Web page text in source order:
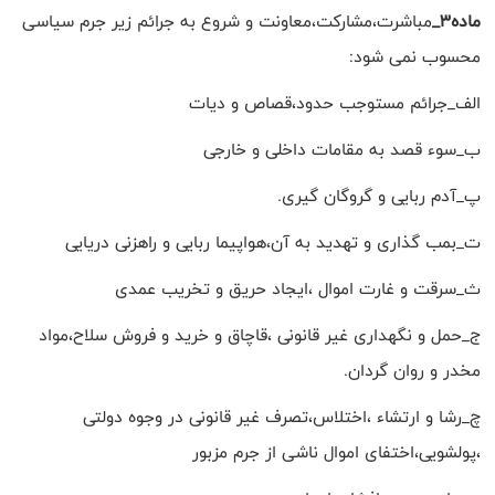
ماده3_
مباشرت،مشارکت،معاونت و شروع به جرائم زیر جرم سیاسی
محسوب نمی شود:
الف_جرائم مستوجب حدود،قصاص و دیات
ب_سوء قصد به مقامات داخلی و خارجی
پ_آدم ربایی و گروگان گیری.
ت_بمب گذاری و تهدید به آن،هواپیما ربایی و راهزنی دریایی
ث_سرقت و غارت اموال ،ایجاد حریق و تخریب عمدی
ج_حمل و نگهداری غیر قانونی ،قاچاق و خرید و فروش سلاح،مواد
مخدر و روان گردان.
چ_رشا و ارتشاء ،اختلاس،تصرف غیر قانونی در وجوه دولتی
،پولشویی،اختفای اموال ناشی از جرم مزبور